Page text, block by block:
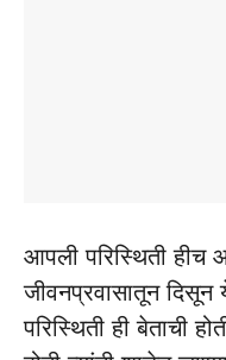
आपली परिस्थिती हीच
जीवनप्रवासातून दिसून
परिस्थिती ही बेताची